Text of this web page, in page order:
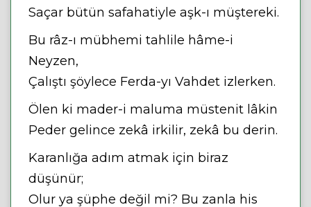
Saçar bütün safahatiyle aşk-ı müştereki.
Bu râz-ı mübhemi tahlile hâme-i
Neyzen,
Çalıştı şöylece Ferda-yı Vahdet izlerken.
Ölen ki mader-i maluma müstenit lâkin
Peder gelince zekâ irkilir, zekâ bu derin.
Karanlığa adım atmak için biraz
düşünür;
Olur ya şüphe değil mi? Bu zanla his